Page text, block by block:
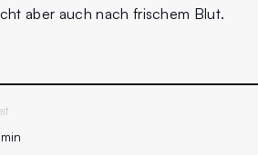
aber auch nach frischem Blut.